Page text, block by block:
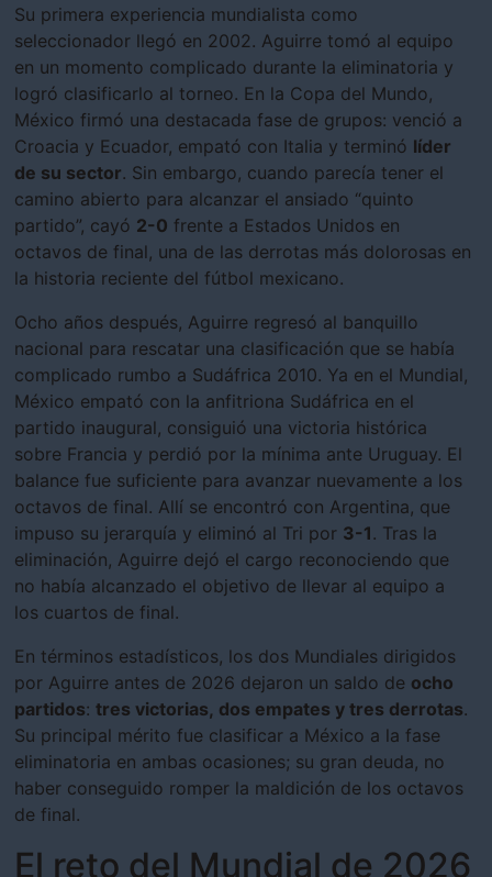
Su primera experiencia mundialista como
seleccionador llegó en 2002. Aguirre tomó al equipo
en un momento complicado durante la eliminatoria y
logró clasificarlo al torneo. En la Copa del Mundo,
México firmó una destacada fase de grupos: venció a
Croacia y Ecuador, empató con Italia y terminó líder
de su sector. Sin embargo, cuando parecía tener el
camino abierto para alcanzar el ansiado “quinto
partido”, cayó 2-0 frente a Estados Unidos en
octavos de final, una de las derrotas más dolorosas en
la historia reciente del fútbol mexicano.
Ocho años después, Aguirre regresó al banquillo
nacional para rescatar una clasificación que se había
complicado rumbo a Sudáfrica 2010. Ya en el Mundial,
México empató con la anfitriona Sudáfrica en el
partido inaugural, consiguió una victoria histórica
sobre Francia y perdió por la mínima ante Uruguay. El
balance fue suficiente para avanzar nuevamente a los
octavos de final. Allí se encontró con Argentina, que
impuso su jerarquía y eliminó al Tri por 3-1. Tras la
eliminación, Aguirre dejó el cargo reconociendo que
no había alcanzado el objetivo de llevar al equipo a
los cuartos de final.
En términos estadísticos, los dos Mundiales dirigidos
por Aguirre antes de 2026 dejaron un saldo de ocho
partidos: tres victorias, dos empates y tres derrotas.
Su principal mérito fue clasificar a México a la fase
eliminatoria en ambas ocasiones; su gran deuda, no
haber conseguido romper la maldición de los octavos
de final.
El reto del Mundial de 2026